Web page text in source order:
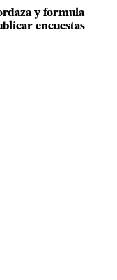
y formula
encuestas